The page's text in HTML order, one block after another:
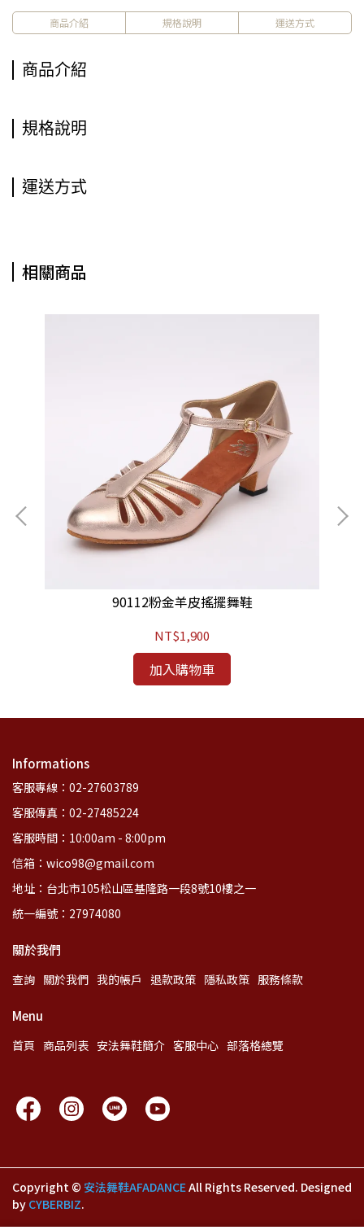
商品介紹 規格說明 運送方式
商品介紹
規格說明
運送方式
相關商品
90112粉金羊皮搖擺舞鞋
NT$1,900
加入購物車
Informations
客服專線：02-27603789
客服傳真：02-27485224
客服時間：10:00am - 8:00pm
信箱：wico98@gmail.com
地址：台北市105松山區基隆路一段8號10樓之一
統一編號：27974080
關於我們
查詢 關於我們 我的帳戶 退款政策 隱私政策 服務條款
Menu
首頁 商品列表 安法舞鞋簡介 客服中心 部落格總覽
Copyright © 安法舞鞋AFADANCEAll Rights Reserved. Designed
by CYBERBIZ.